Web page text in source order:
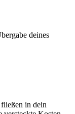
deines
in dein